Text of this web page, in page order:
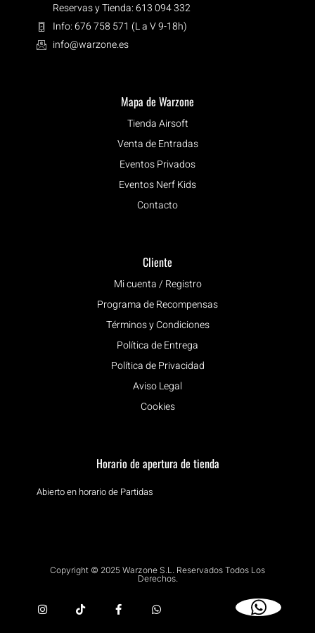
Reservas y Tienda: 613 094 332
Info: 676 758 571 (L a V 9-18h)
info@warzone.es
Mapa de Warzone
Tienda Airsoft
Venta de Entradas
Eventos Privados
Eventos Nerf Kids
Contacto
Cliente
Mi cuenta / Registro
Programa de Recompensas
Términos y Condiciones
Política de Entrega
Política de Privacidad
Aviso Legal
Cookies
Horario de apertura de tienda
Abierto en horario de Partidas
Copyright © 2025 Warzone S.L. Reservados Todos Los
Derechos.